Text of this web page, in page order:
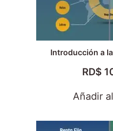
Introducción a
RD$
Añadir